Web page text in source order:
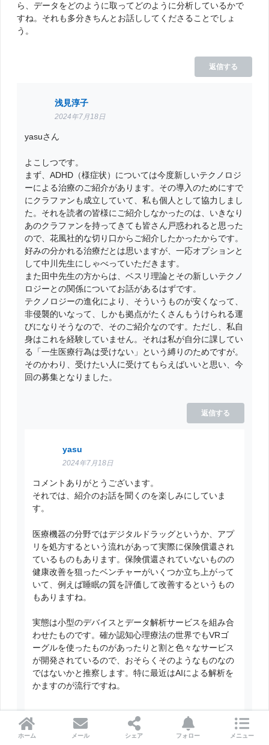
ら、データをどのように取ってどのように分析しているかで
すね。それも多分きちんとお話ししてくださることでしょ
う。
返信する
浅見淳子
2024年7月18日
yasuさん
よこしつです。
まず、ADHD（様症状）については今度新しいテクノロジ
ーによる治療のご紹介があります。その導入のためにすで
にクラファンも成立していて、私も個人として協力しまし
た。それを読者の皆様にご紹介しなかったのは、いきなり
あのクラファンを持ってきても皆さん戸惑われると思った
ので、花風社的な切り口からご紹介したかったからです。
好みの分かれる治療だとは思いますが、一応オプションと
して中川先生にしゃべっていただきます。
また田中先生の方からは、ベスリ理論とその新しいテクノ
ロジーとの関係についてお話があるはずです。
テクノロジーの進化により、そういうものが安くなって、
非侵襲的いなって、しかも拠点がたくさんもうけられる運
びになりそうなので、そのご紹介なのです。ただし、私自
身はこれを経験していません。それは私が自分に課してい
る「一生医療行為は受けない」という縛りのためですが。
そのかわり、受けたい人に受けてもらえばいいと思い、今
回の募集となりました。
返信する
yasu
2024年7月18日
コメントありがとうございます。
それでは、紹介のお話を聞くのを楽しみにしていま
す。
医療機器の分野ではデジタルドラッグというか、アプ
リを処方するという流れがあって実際に保険償還され
ているものもあります。保険償還されていないものの
健康改善を狙ったベンチャーがいくつか立ち上がって
いて、例えば睡眠の質を評価して改善するというもの
もありますね。
実態は小型のデバイスとデータ解析サービスを組み合
わせたものです。確か認知心理療法の世界でもVRゴ
ーグルを使ったものがあったりと割と色々なサービス
が開発されているので、おそらくそのようなものなの
ではないかと推察します。特に最近はAIによる解析を
かますのが流行ですね。
返信する
ホーム メール シェア フォロー メニュー